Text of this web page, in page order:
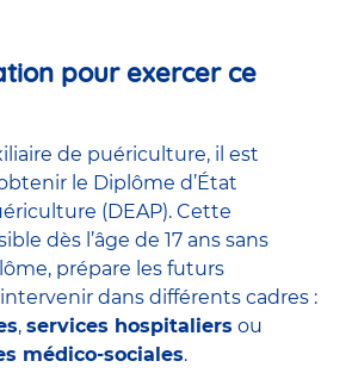
pour exercer ce
de puériculture, il est
le Diplôme d’État
(DEAP). Cette
dès l’âge de 17 ans sans
prépare les futurs
dans différents cadres :
, services hospitaliers ou
médico-sociales.